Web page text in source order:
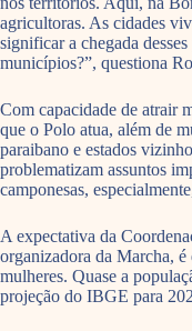
agricultoras. As cidades
significar a chegada
municípios?”, questiona
Com capacidade de atrair
que o Polo atua, além de
paraibano e estados
problematizam assuntos
camponesas,
A expectativa da
organizadora da Marcha,
mulheres. Quase a
projeção do IBGE para